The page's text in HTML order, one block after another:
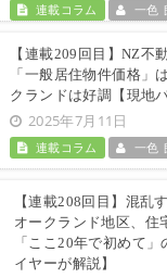
連載コラム 一色
【連載209回目】NZ不
「一般居住物件価格」
クランドは好調【現地
2025年7月11日
連載コラム 一色
【連載208回目】混乱
オークランド地区、住
「ここ20年で初めて
イヤーが解説】